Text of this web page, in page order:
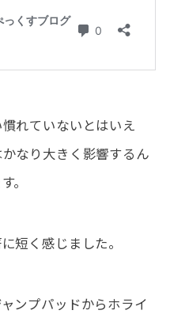
れていないとはいえ
なり大きく影響するん
。
短く感じました。
ンプパッドからホライ